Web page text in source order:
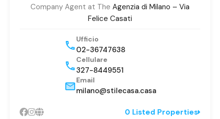
Company Agent at The Agenzia di Milano – Via
Felice Casati
Ufficio
02-36747638
Cellulare
327-8449551
Email
milano@stilecasa.casa
0 Listed Properties